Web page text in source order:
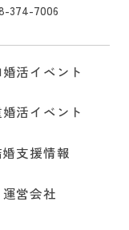
374-7006
活イベント
活イベント
支援情報
運営会社